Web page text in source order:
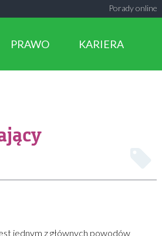
Porady online
PRAWO KARIERA
jednym z głównych powodów